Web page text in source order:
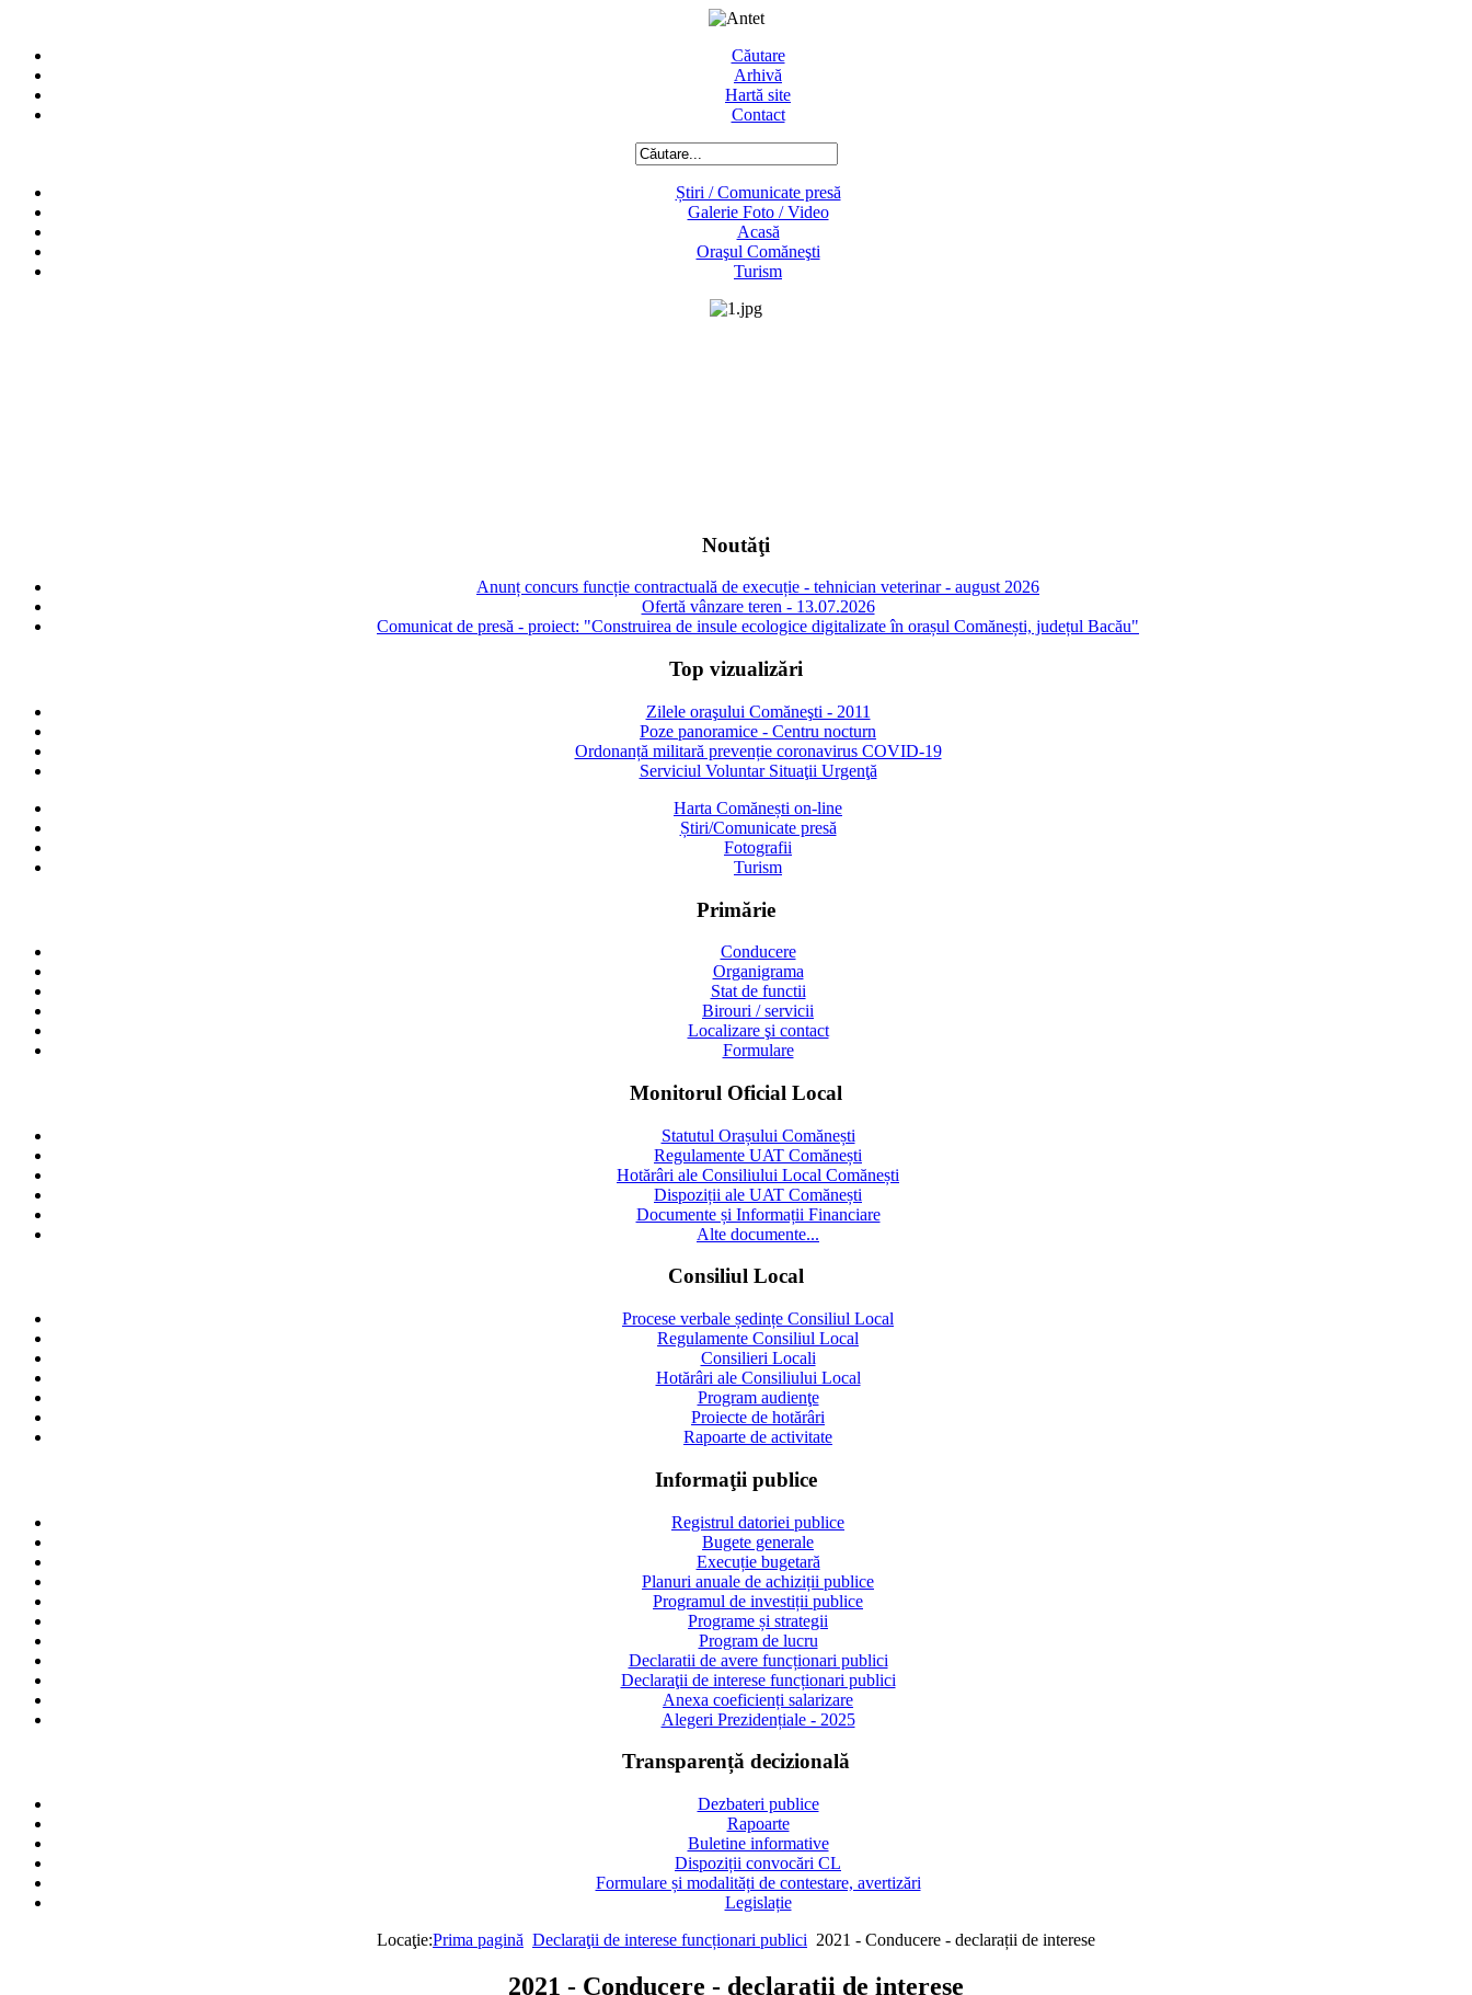
Căutare
Arhivă
Hartă site
Contact
Știri / Comunicate presă
Galerie Foto / Video
Acasă
Oraşul Comăneşti
Turism
Noutăţi
Anunț concurs funcție contractuală de execuție - tehnician veterinar - august 2026
Ofertă vânzare teren - 13.07.2026
Comunicat de presă - proiect: "Construirea de insule ecologice digitalizate în orașul Comănești, județul Bacău"
Top vizualizări
Zilele oraşului Comăneşti - 2011
Poze panoramice - Centru nocturn
Ordonanță militară prevenție coronavirus COVID-19
Serviciul Voluntar Situaţii Urgenţă
Harta Comănești on-line
Știri/Comunicate presă
Fotografii
Turism
Primărie
Conducere
Organigrama
Stat de functii
Birouri / servicii
Localizare şi contact
Formulare
Monitorul Oficial Local
Statutul Orașului Comănești
Regulamente UAT Comănești
Hotărâri ale Consiliului Local Comănești
Dispoziții ale UAT Comănești
Documente și Informații Financiare
Alte documente...
Consiliul Local
Procese verbale ședințe Consiliul Local
Regulamente Consiliul Local
Consilieri Locali
Hotărâri ale Consiliului Local
Program audienţe
Proiecte de hotărâri
Rapoarte de activitate
Informaţii publice
Registrul datoriei publice
Bugete generale
Execuție bugetară
Planuri anuale de achiziții publice
Programul de investiții publice
Programe și strategii
Program de lucru
Declaratii de avere funcționari publici
Declaraţii de interese funcționari publici
Anexa coeficienți salarizare
Alegeri Prezidențiale - 2025
Transparență decizională
Dezbateri publice
Rapoarte
Buletine informative
Dispoziții convocări CL
Formulare și modalități de contestare, avertizări
Legislație
Locaţie:Prima pagină Declaraţii de interese funcționari publici 2021 - Conducere - declarații de interese
2021 - Conducere - declarații de interese